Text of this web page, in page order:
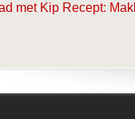
met Kip Recept: